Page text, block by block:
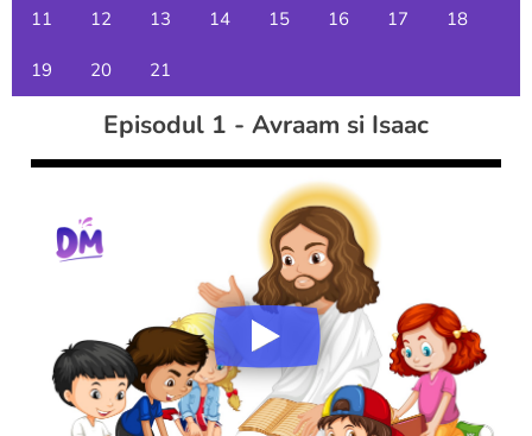
11 12 13 14 15 16 17 18
19 20 21
Episodul 1 - Avraam si Isaac